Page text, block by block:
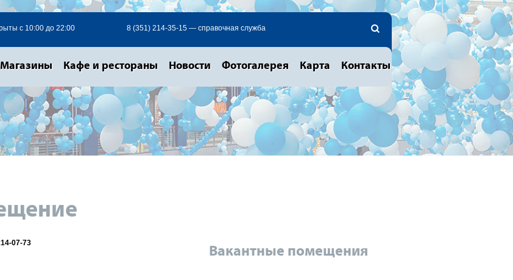
с 10:00 до 22:00 8 (351) 214-35-15 — справочная служба
Магазины Кафе и рестораны Новости Фотогалерея Карта Контакты
07-73
Вакантные помещения